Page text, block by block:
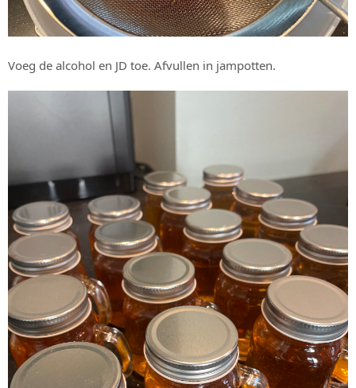
Voeg de alcohol en JD toe. Afvullen in jampotten.